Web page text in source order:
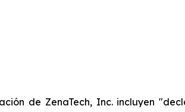
de ZenaTech, Inc. incluyen